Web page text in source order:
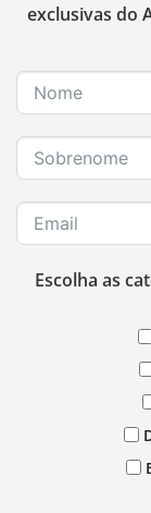
exclusivas do
Escolha as